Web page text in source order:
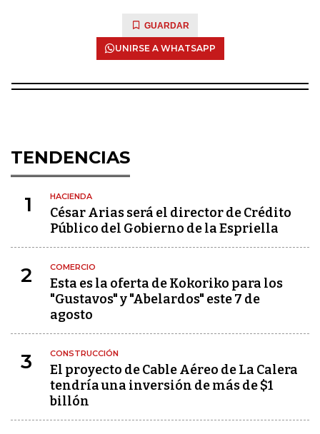
GUARDAR
UNIRSE A WHATSAPP
TENDENCIAS
1 HACIENDA
César Arias será el director de Crédito
Público del Gobierno de la Espriella
2 COMERCIO
Esta es la oferta de Kokoriko para los
"Gustavos" y "Abelardos" este 7 de
agosto
3 CONSTRUCCIÓN
El proyecto de Cable Aéreo de La Calera
tendría una inversión de más de $1
billón